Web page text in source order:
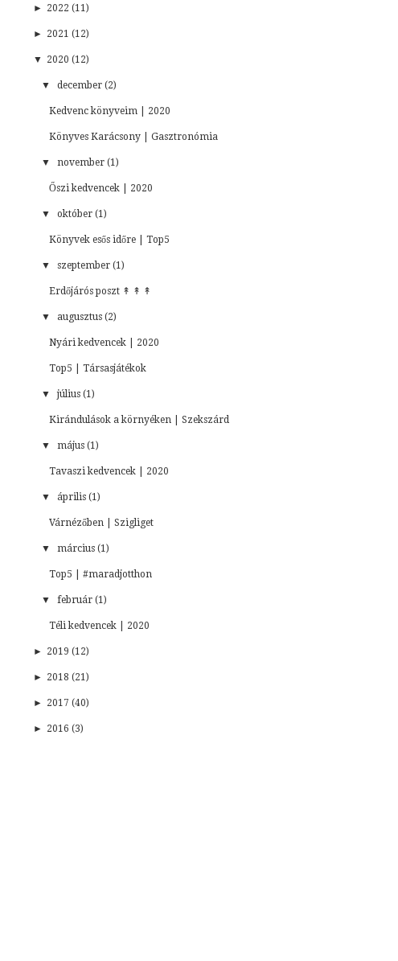
► 2022 (11)
► 2021 (12)
▼ 2020 (12)
▼ december (2)
Kedvenc könyveim | 2020
Könyves Karácsony | Gasztronómia
▼ november (1)
Őszi kedvencek | 2020
▼ október (1)
Könyvek esős időre | Top5
▼ szeptember (1)
Erdőjárós poszt ↟ ↟ ↟
▼ augusztus (2)
Nyári kedvencek | 2020
Top5 | Társasjátékok
▼ július (1)
Kirándulások a környéken | Szekszárd
▼ május (1)
Tavaszi kedvencek | 2020
▼ április (1)
Várnézőben | Szigliget
▼ március (1)
Top5 | #maradjotthon
▼ február (1)
Téli kedvencek | 2020
► 2019 (12)
► 2018 (21)
► 2017 (40)
► 2016 (3)